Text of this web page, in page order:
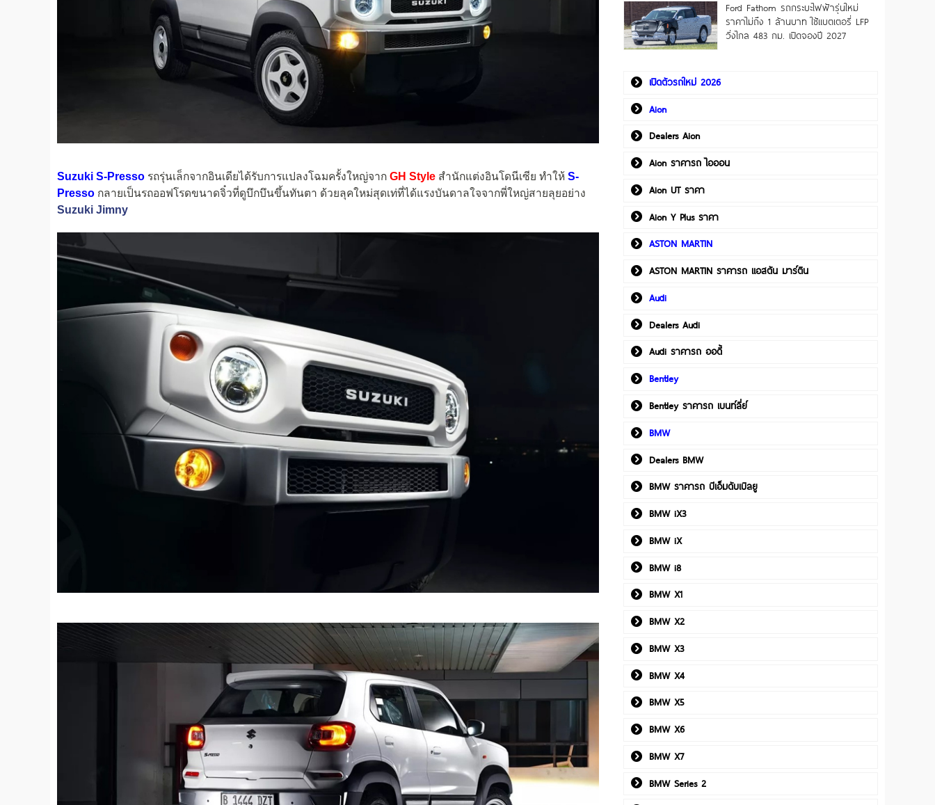
Suzuki S-Presso รถรุ่นเล็กจากอินเดียได้รับการแปลงโฉมครั้งใหญ่จาก GH Style สำนักแต่งอินโดนีเซีย ทำให้ S-
Presso กลายเป็นรถออฟโรดขนาดจิ๋วที่ดูบึกบึนขึ้นทันตา ด้วยลุคใหม่สุดเท่ที่ได้แรงบันดาลใจจากพี่ใหญ่สายลุยอย่าง
Suzuki Jimny
Ford Fathom รถกระบะไฟฟ้ารุ่นใหม่
ราคาไม่ถึง 1 ล้านบาท ใช้แบตเตอรี่ LFP
วิ่งไกล 483 กม. เปิดจองปี 2027
เปิดตัวรถใหม่ 2026
Aion
Dealers Aion
Aion ราคารถ ไอออน
Aion UT ราคา
Aion Y Plus ราคา
ASTON MARTIN
ASTON MARTIN ราคารถ แอสตัน มาร์ติน
Audi
Dealers Audi
Audi ราคารถ ออดี้
Bentley
Bentley ราคารถ เบนท์ลี่ย์
BMW
Dealers BMW
BMW ราคารถ บีเอ็มดับเบิลยู
BMW iX3
BMW iX
BMW i8
BMW X1
BMW X2
BMW X3
BMW X4
BMW X5
BMW X6
BMW X7
BMW Series 2